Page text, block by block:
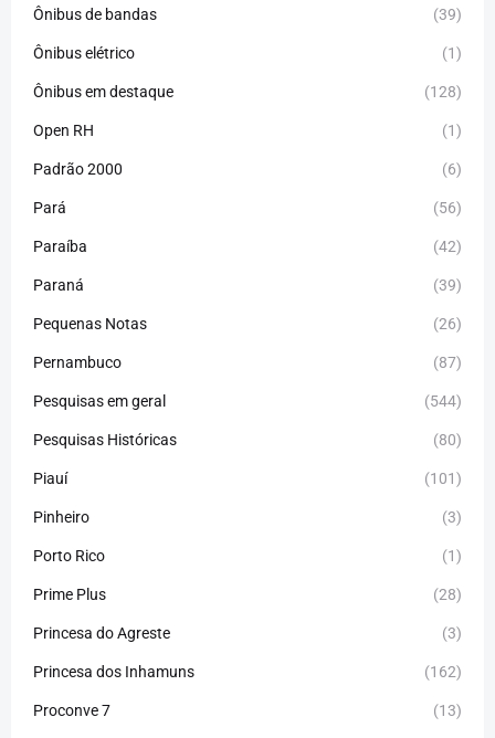
Ônibus de bandas (39)
Ônibus elétrico (1)
Ônibus em destaque (128)
Open RH (1)
Padrão 2000 (6)
Pará (56)
Paraíba (42)
Paraná (39)
Pequenas Notas (26)
Pernambuco (87)
Pesquisas em geral (544)
Pesquisas Históricas (80)
Piauí (101)
Pinheiro (3)
Porto Rico (1)
Prime Plus (28)
Princesa do Agreste (3)
Princesa dos Inhamuns (162)
Proconve 7 (13)